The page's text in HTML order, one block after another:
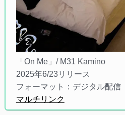
「On Me」/ M31 Kamino
2025年6/23リリース
フォーマット：デジタル配信
マルチリンク